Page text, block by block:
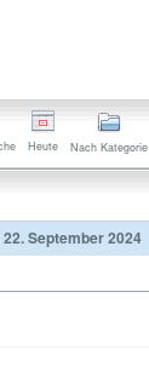
Heute Nach Kategorie
September 2024